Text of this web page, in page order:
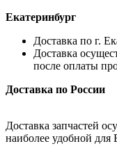
Екатеринбург
Доставка по г.
Доставка
после оплаты
Доставка по России
Доставка запчастей
наиболее удобной для